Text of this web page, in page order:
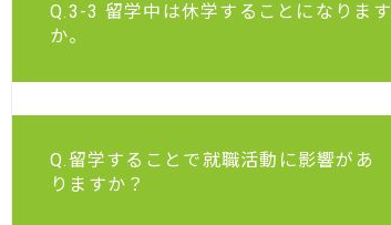
Q.3-3 留学中は休学することになります
か。
Q.留学することで就職活動に影響があ
りますか？